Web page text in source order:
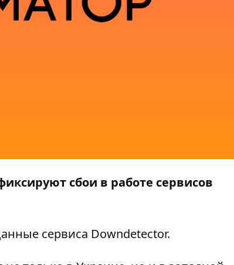
сбои в работе сервисов
сервиса Downdetector.